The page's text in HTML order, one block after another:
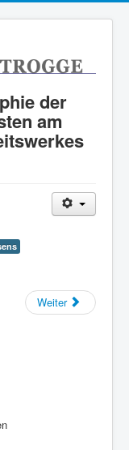
der
am
Weiter